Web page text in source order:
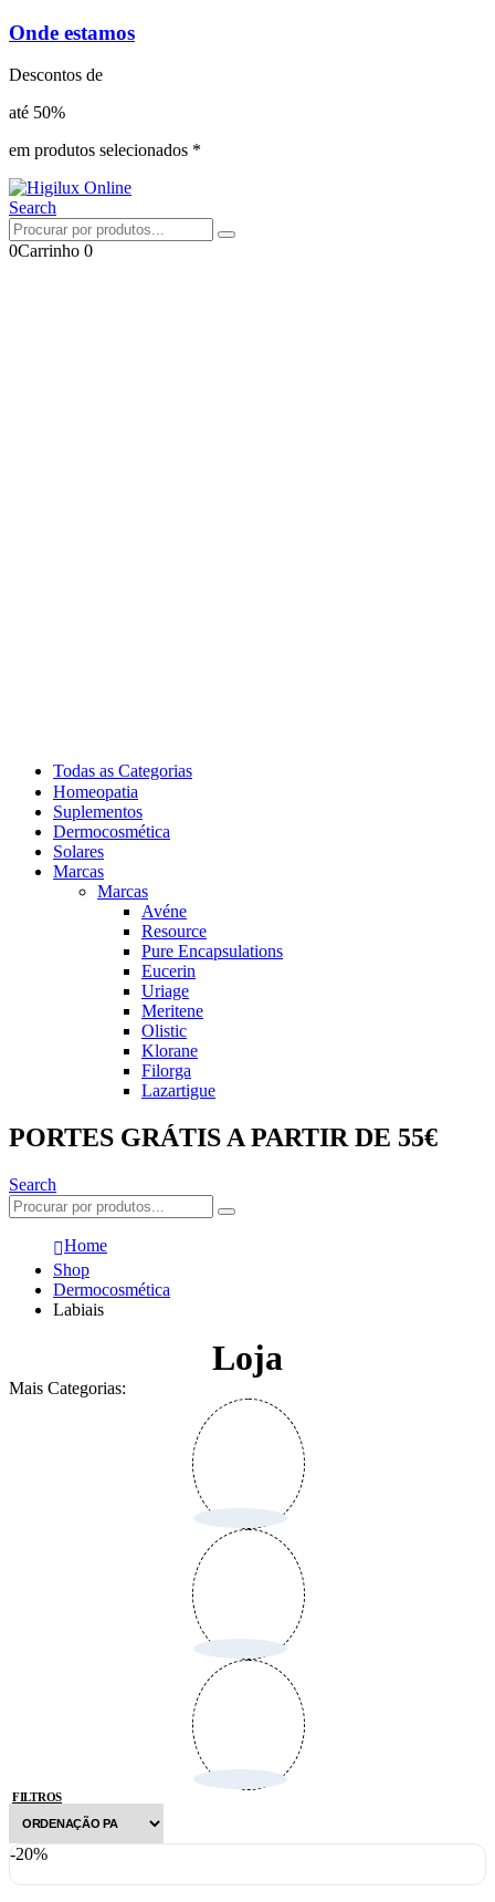
Onde estamos
Descontos de
até 50%
em produtos selecionados *
Search
0Carrinho 0
Todas as Categorias
Homeopatia
Suplementos
Dermocosmética
Solares
Marcas
Marcas
Avéne
Resource
Pure Encapsulations
Eucerin
Uriage
Meritene
Olistic
Klorane
Filorga
Lazartigue
PORTES GRÁTIS A PARTIR DE 55€
Search
Home
Shop
Dermocosmética
Labiais
Loja
Mais Categorias:
FILTROS
-20%